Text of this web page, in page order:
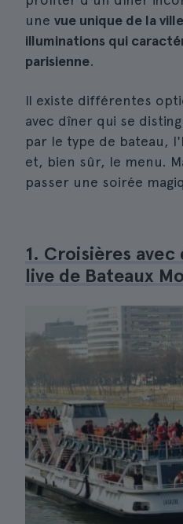
une vue unique de la
illuminations qui
parisienne.
Il existe différentes
avec dîner qui se
par le type de bateau,
et, bien sûr, le menu.
passer une soirée
1. Croisières
live de Bateaux